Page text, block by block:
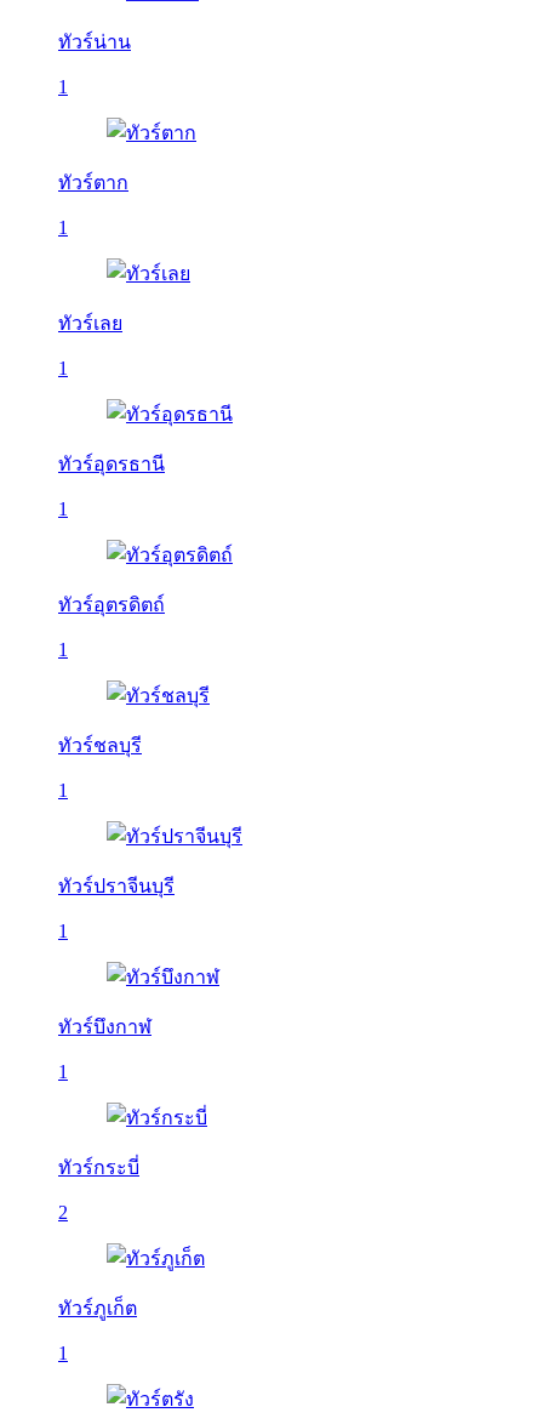
ทัวร์น่าน
1
ทัวร์ตาก
1
ทัวร์เลย
1
ทัวร์อุดรธานี
1
ทัวร์อุตรดิตถ์
1
ทัวร์ชลบุรี
1
ทัวร์ปราจีนบุรี
1
ทัวร์บึงกาฬ
1
ทัวร์กระบี่
2
ทัวร์ภูเก็ต
1